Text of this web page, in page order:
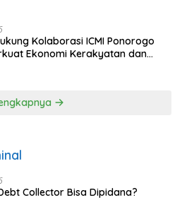
Kolaborasi ICMI Ponorogo
Ekonomi Kerakyatan dan
Collector Bisa Dipidana?